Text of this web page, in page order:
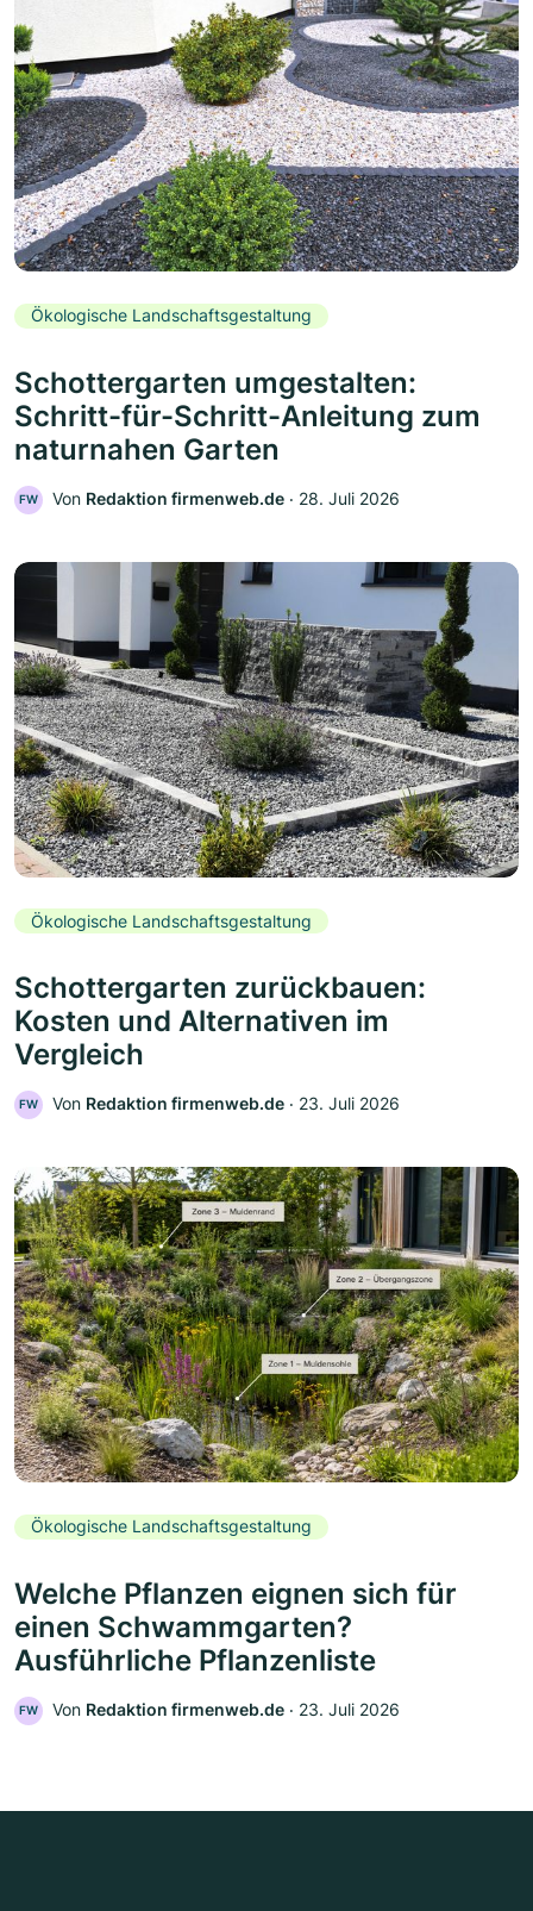
Ökologische Landschaftsgestaltung
Schottergarten umgestalten:
Schritt-für-Schritt-Anleitung zum
naturnahen Garten
FW Von Redaktion firmenweb.de ‧ 28. Juli 2026
Ökologische Landschaftsgestaltung
Schottergarten zurückbauen:
Kosten und Alternativen im
Vergleich
FW Von Redaktion firmenweb.de ‧ 23. Juli 2026
Ökologische Landschaftsgestaltung
Welche Pflanzen eignen sich für
einen Schwammgarten?
Ausführliche Pflanzenliste
FW Von Redaktion firmenweb.de ‧ 23. Juli 2026